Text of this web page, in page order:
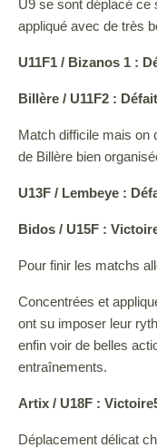
U9 se sont déplacé
appliqué avec de très
U11F1 / Bizanos 1 :
Billère / U11F2 :
Match difficile mais on
de Billère bien
U13F / Lembeye :
Bidos / U15F :
Pour finir les matchs
Concentrées et
ont su imposer leur
enfin voir de belles
entraînements.
Artix / U18F :
Déplacement délicat